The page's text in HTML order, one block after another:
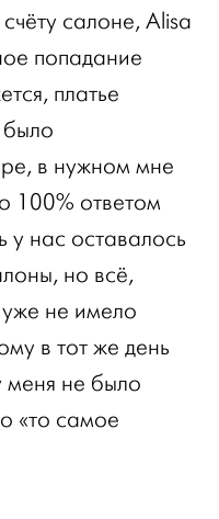
салоне, Alisa
попадание
платье
в нужном мне
100% ответом
у нас оставалось
но всё,
не имело
в тот же день
меня не было
«то самое